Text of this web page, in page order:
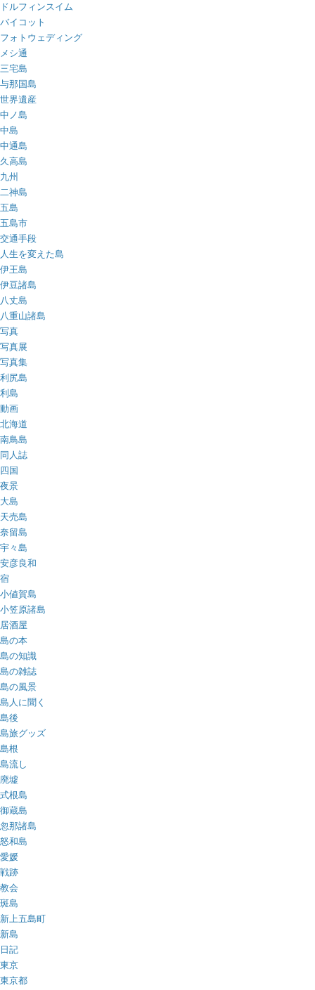
ドルフィンスイム
バイコット
フォトウェディング
メシ通
三宅島
与那国島
世界遺産
中ノ島
中島
中通島
久高島
九州
二神島
五島
五島市
交通手段
人生を変えた島
伊王島
伊豆諸島
八丈島
八重山諸島
写真
写真展
写真集
利尻島
利島
動画
北海道
南鳥島
同人誌
四国
夜景
大島
天売島
奈留島
宇々島
安彦良和
宿
小値賀島
小笠原諸島
居酒屋
島の本
島の知識
島の雑誌
島の風景
島人に聞く
島後
島旅グッズ
島根
島流し
廃墟
式根島
御蔵島
忽那諸島
怒和島
愛媛
戦跡
教会
斑島
新上五島町
新島
日記
東京
東京都